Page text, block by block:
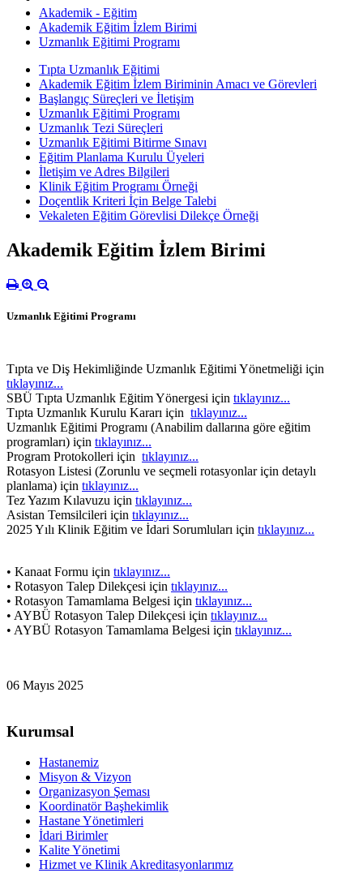
Akademik - Eğitim
Akademik Eğitim İzlem Birimi
Uzmanlık Eğitimi Programı
Tıpta Uzmanlık Eğitimi
Akademik Eğitim İzlem Biriminin Amacı ve Görevleri
Başlangıç Süreçleri ve İletişim
Uzmanlık Eğitimi Programı
Uzmanlık Tezi Süreçleri
Uzmanlık Eğitimi Bitirme Sınavı
Eğitim Planlama Kurulu Üyeleri
İletişim ve Adres Bilgileri
Klinik Eğitim Programı Örneği
Doçentlik Kriteri İçin Belge Talebi
Vekaleten Eğitim Görevlisi Dilekçe Örneği
Akademik Eğitim İzlem Birimi
Uzmanlık Eğitimi Programı
Tıpta ve Diş Hekimliğinde Uzmanlık Eğitimi Yönetmeliği için
tıklayınız...
SBÜ Tıpta Uzmanlık Eğitim Yönergesi için tıklayınız...
Tıpta Uzmanlık Kurulu Kararı için tıklayınız...
Uzmanlık Eğitimi Programı (Anabilim dallarına göre eğitim
programları) için tıklayınız...
Program Protokolleri için tıklayınız...
Rotasyon Listesi (Zorunlu ve seçmeli rotasyonlar için detaylı
planlama) için tıklayınız...
Tez Yazım Kılavuzu için tıklayınız...
Asistan Temsilcileri için tıklayınız...
2025 Yılı Klinik Eğitim ve İdari Sorumluları için tıklayınız...
• Kanaat Formu için tıklayınız...
• Rotasyon Talep Dilekçesi için tıklayınız...
• Rotasyon Tamamlama Belgesi için tıklayınız...
• AYBÜ Rotasyon Talep Dilekçesi için tıklayınız...
• AYBÜ Rotasyon Tamamlama Belgesi için tıklayınız...
06 Mayıs 2025
Kurumsal
Hastanemiz
Misyon & Vizyon
Organizasyon Şeması
Koordinatör Başhekimlik
Hastane Yönetimleri
İdari Birimler
Kalite Yönetimi
Hizmet ve Klinik Akreditasyonlarımız